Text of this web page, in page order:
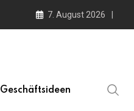
7. August 2026
Geschäftsideen